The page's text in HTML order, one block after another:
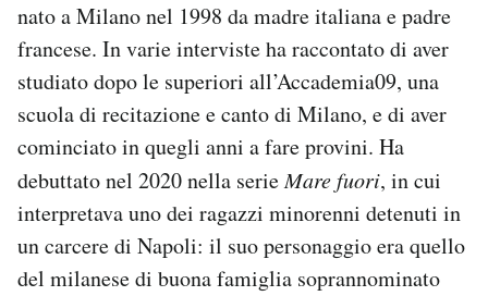
nato a Milano nel 1998 da madre italiana e padre
francese. In varie interviste ha raccontato di aver
studiato dopo le superiori all’Accademia09, una
scuola di recitazione e canto di Milano, e di aver
cominciato in quegli anni a fare provini. Ha
debuttato nel 2020 nella serieMare fuori, in cui
interpretava uno dei ragazzi minorenni detenuti in
un carcere di Napoli: il suo personaggio era quello
del milanese di buona famiglia soprannominato